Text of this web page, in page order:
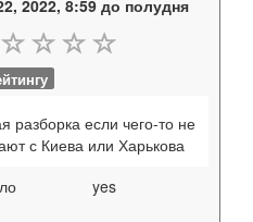
2022, 8:59 до полудня
разборка если чего-то не
с Киева или Харькова
yes